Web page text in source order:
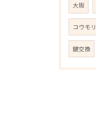
大阪
コウモリ
鍵交換